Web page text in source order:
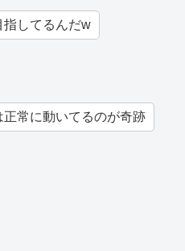
指してるんだw
正常に動いてるのが奇跡